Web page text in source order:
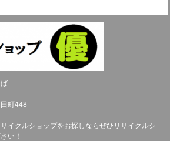
町448
イクルショップをお探しならぜひリサイクルシ
い！